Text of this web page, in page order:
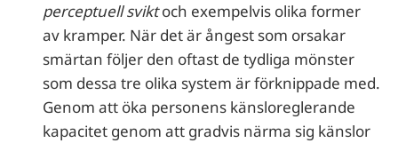
perceptuell sviktoch exempelvis olika former
av kramper. När det är ångest som orsakar
smärtan följer den oftast de tydliga mönster
som dessa tre olika system är förknippade med.
Genom att öka personens känsloreglerande
kapacitet genom att gradvis närma sig känslor